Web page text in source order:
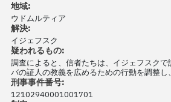
地域:
ウドムルティア
解決:
イジェフスク
疑われるもの:
調査によると、信者たちは、イジェフスク
バの証人の教義を広めるための行動を調整し
刑事事件番号:
12102940001001701